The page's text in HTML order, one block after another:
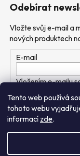
Tento web používá
tohoto webu
informací zde.
Odebírat
Vložte svůj e-mail a
nových produktech
E-mail
Vložením e-mailu
osobních údajů
PŘIHLÁSIT SE